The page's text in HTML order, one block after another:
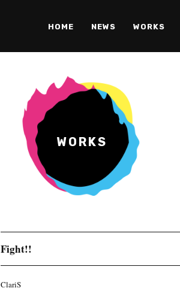
HOME NEWS WORKS
WORKS
Fight!!
ClariS